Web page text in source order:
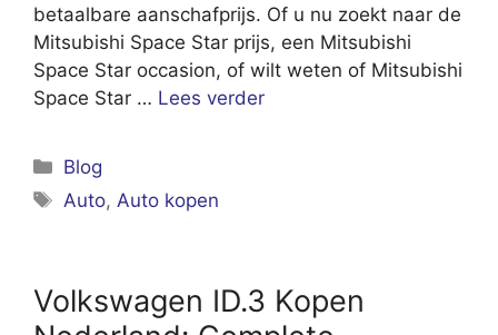
betaalbare aanschafprijs. Of u nu zoekt naar de
Mitsubishi Space Star prijs, een Mitsubishi
Space Star occasion, of wilt weten of Mitsubishi
Space Star … Lees verder
Categorieën
Blog
Tags
Auto,Auto kopen
Volkswagen ID.3 Kopen